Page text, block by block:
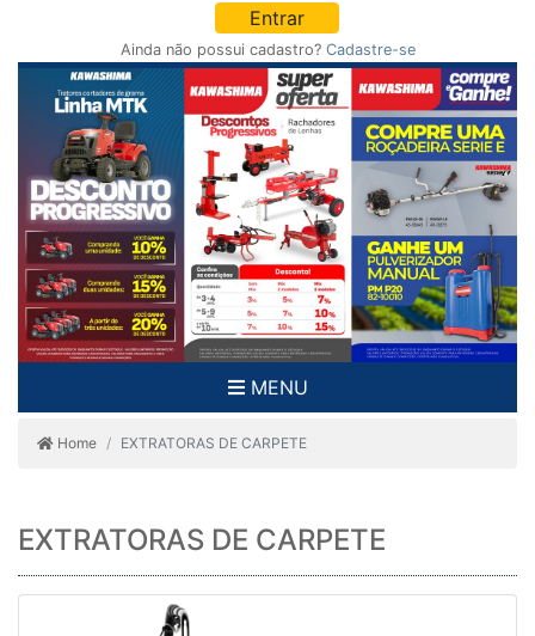
Entrar
Ainda não possui cadastro? Cadastre-se
MENU
Home EXTRATORAS DE CARPETE
EXTRATORAS DE CARPETE